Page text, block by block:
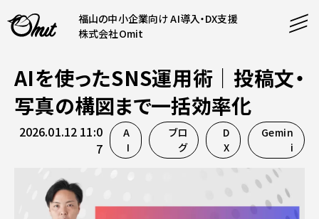
福山の中小企業向け AI導入・DX支援
株式会社Omit
SERVICE
事業内容
AI導入支援
ホームページ制作
コンテンツ
課題解決
AIを使ったSNS運用術｜投稿文・
写真の構図まで一括効率化
2026.01.12 11:0
7
A
I
ブロ
グ
D
X
Gemin
i